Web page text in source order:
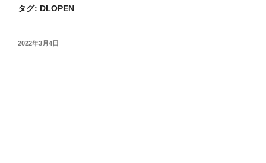
タグ: DLOPEN
投
2022年3月4日